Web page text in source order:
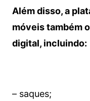
Além disso, a
móveis também
digital, incluindo:
– saques;